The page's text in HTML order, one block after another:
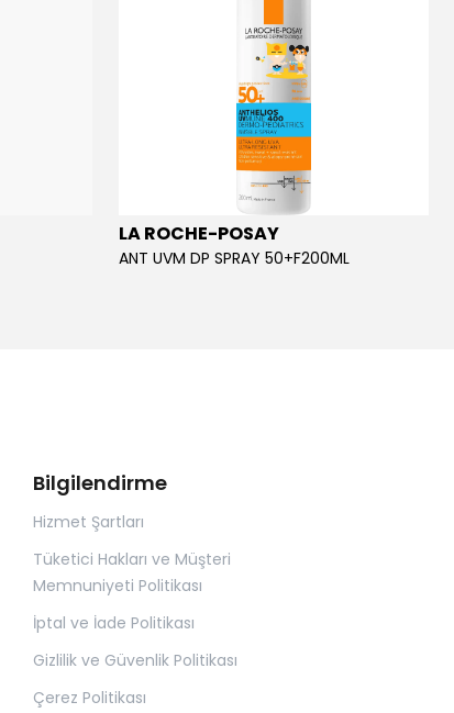
LA ROCHE-POSAY
ANT UVM DP SPRAY 50+F200ML
Bilgilendirme
Hizmet Şartları
Tüketici Hakları ve Müşteri
Memnuniyeti Politikası
İptal ve İade Politikası
Gizlilik ve Güvenlik Politikası
Çerez Politikası